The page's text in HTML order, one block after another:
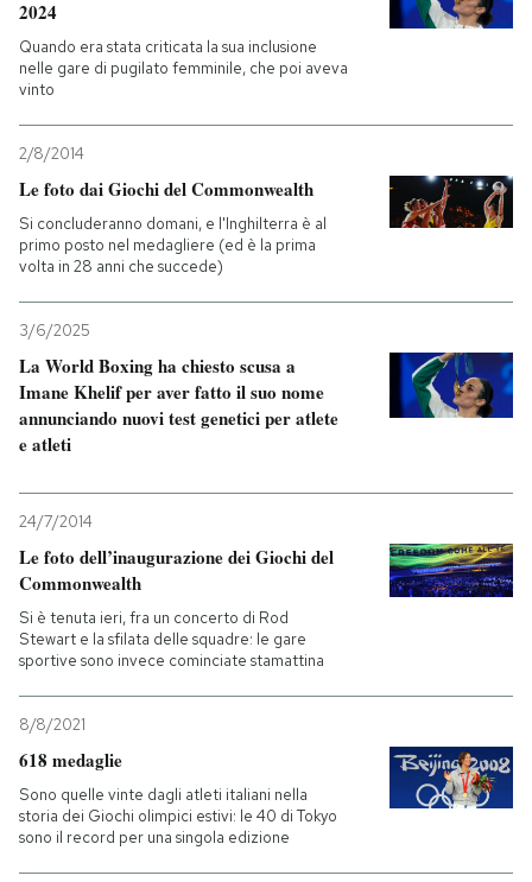
CALENDARIO
Entra
2024
Quando era stata criticata la sua inclusione
nelle gare di pugilato femminile, che poi aveva
vinto
2/8/2014
Le foto dai Giochi del Commonwealth
Si concluderanno domani, e l'Inghilterra è al
primo posto nel medagliere (ed è la prima
volta in 28 anni che succede)
3/6/2025
La World Boxing ha chiesto scusa a
Imane Khelif per aver fatto il suo nome
annunciando nuovi test genetici per atlete
e atleti
24/7/2014
Le foto dell’inaugurazione dei Giochi del
Commonwealth
Si è tenuta ieri, fra un concerto di Rod
Stewart e la sfilata delle squadre: le gare
sportive sono invece cominciate stamattina
8/8/2021
618 medaglie
Sono quelle vinte dagli atleti italiani nella
storia dei Giochi olimpici estivi: le 40 di Tokyo
sono il record per una singola edizione